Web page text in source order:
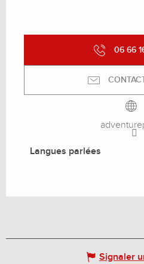
06 66
Langues parlées
Langues parlées
Signaler